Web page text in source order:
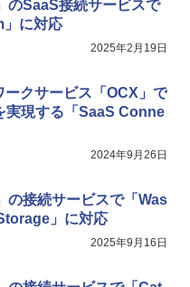
のSaaS接続サービスで
」に対応
2025年2月19日
ークサービス「OCX」で
実現する「SaaS Conne
2024年9月26日
の接続サービスで「Was
」に対応
2025年9月16日